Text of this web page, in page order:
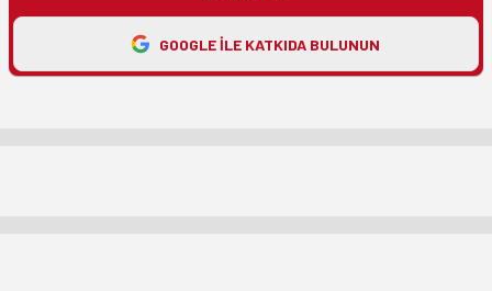
GOOGLE ILE KATKIDA BULUNUN